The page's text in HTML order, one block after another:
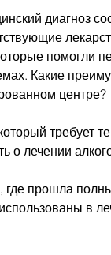
диагноз
помогли
Какие
центре?
требует
о лечении
где прошла
в